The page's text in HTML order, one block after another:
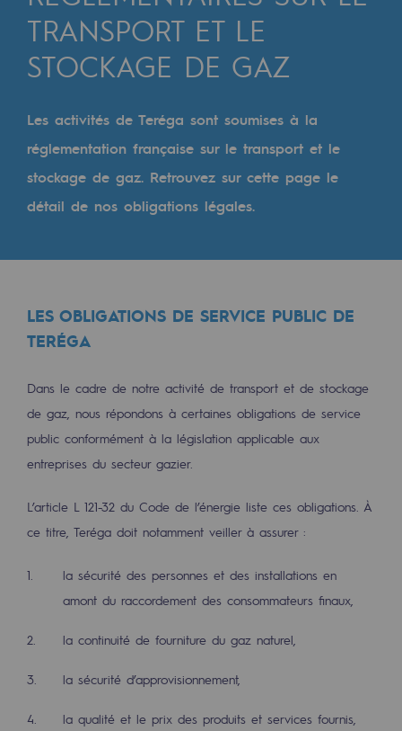
Transversalité et Collaboratif
Notre culture et nos valeurs
Une organisation certifiée
Notre organisation
Notre organisation
Gouvernance
Indicateurs
Où nous trouver
Les énergies d'avenir
Les énergies d'avenir
Notre vision
Gaz renouvelables et procédés
Méthanation
Captage de CO2
Nouveaux usages
Concertations CH4, H2 et CO2
TRANSPORT ET LE
STOCKAGE DE GAZ
Les activités de Teréga sont soumises à la
réglementation française sur le transport et le
stockage de gaz. Retrouvez sur cette page le
détail de nos obligations légales.
LES OBLIGATIONS DE SERVICE PUBLIC DE
TERÉGA
Dans le cadre de notre activité de transport et de stockage
de gaz, nous répondons à certaines obligations de service
public conformément à la législation applicable aux
entreprises du secteur gazier.
L’article L 121-32 du Code de l’énergie liste ces obligations. À
ce titre, Teréga doit notamment veiller à assurer :
la sécurité des personnes et des installations en
amont du raccordement des consommateurs finaux,
la continuité de fourniture du gaz naturel,
la sécurité d’approvisionnement,
la qualité et le prix des produits et services fournis,